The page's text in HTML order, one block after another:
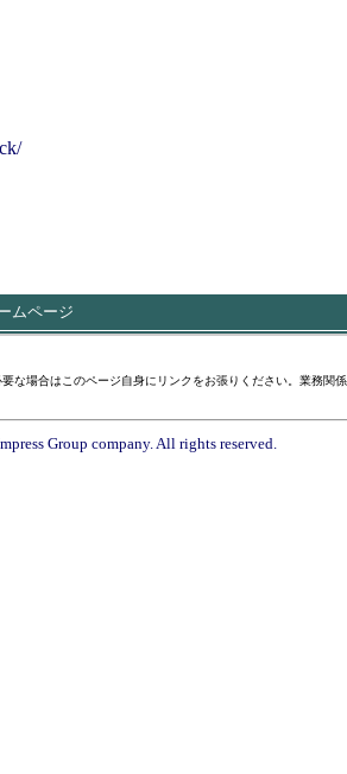
ムページ
な場合はこのページ自身にリンクをお張りください。業務関
Group company. All rights reserved.